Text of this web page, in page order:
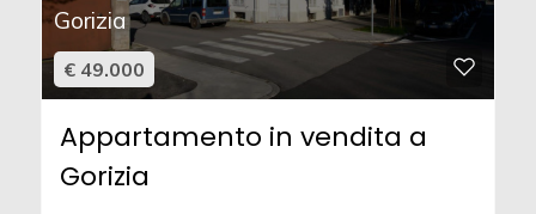
Gorizia
€ 49.000
Appartamento in vendita a
Gorizia